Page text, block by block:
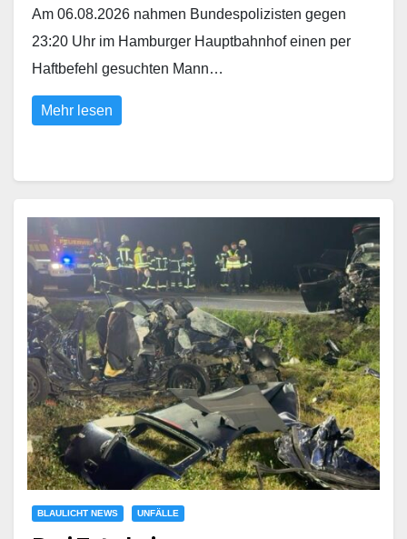
Am 06.08.2026 nahmen Bundespolizisten gegen
23:20 Uhr im Hamburger Hauptbahnhof einen per
Haftbefehl gesuchten Mann…
Mehr lesen
BLAULICHT NEWS UNFÄLLE